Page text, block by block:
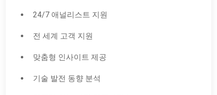
24/7 애널리스트 지원
전 세계 고객 지원
맞춤형 인사이트 제공
기술 발전 동향 분석